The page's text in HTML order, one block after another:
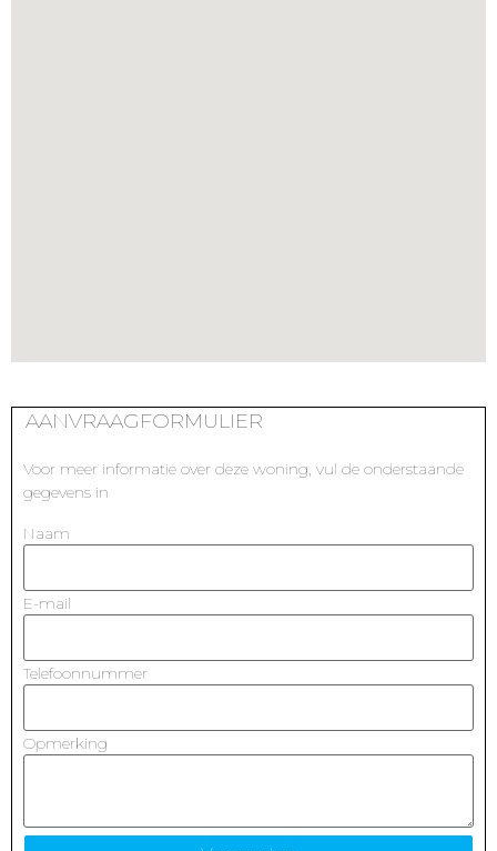
AANVRAAGFORMULIER
Voor meer informatie over deze woning, vul de onderstaande
gegevens in
Naam
E-mail
Telefoonnummer
Opmerking